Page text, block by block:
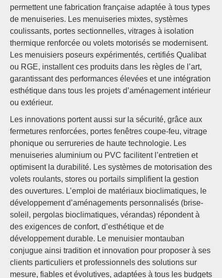
permettent une fabrication française adaptée à tous types
de menuiseries. Les menuiseries mixtes, systèmes
coulissants, portes sectionnelles, vitrages à isolation
thermique renforcée ou volets motorisés se modernisent.
Les menuisiers poseurs expérimentés, certifiés Qualibat
ou RGE, installent ces produits dans les règles de l’art,
garantissant des performances élevées et une intégration
esthétique dans tous les projets d’aménagement intérieur
ou extérieur.
Les innovations portent aussi sur la sécurité, grâce aux
fermetures renforcées, portes fenêtres coupe-feu, vitrage
phonique ou serrureries de haute technologie. Les
menuiseries aluminium ou PVC facilitent l’entretien et
optimisent la durabilité. Les systèmes de motorisation des
volets roulants, stores ou portails simplifient la gestion
des ouvertures. L’emploi de matériaux bioclimatiques, le
développement d’aménagements personnalisés (brise-
soleil, pergolas bioclimatiques, vérandas) répondent à
des exigences de confort, d’esthétique et de
développement durable. Le menuisier montauban
conjugue ainsi tradition et innovation pour proposer à ses
clients particuliers et professionnels des solutions sur
mesure, fiables et évolutives, adaptées à tous les budgets